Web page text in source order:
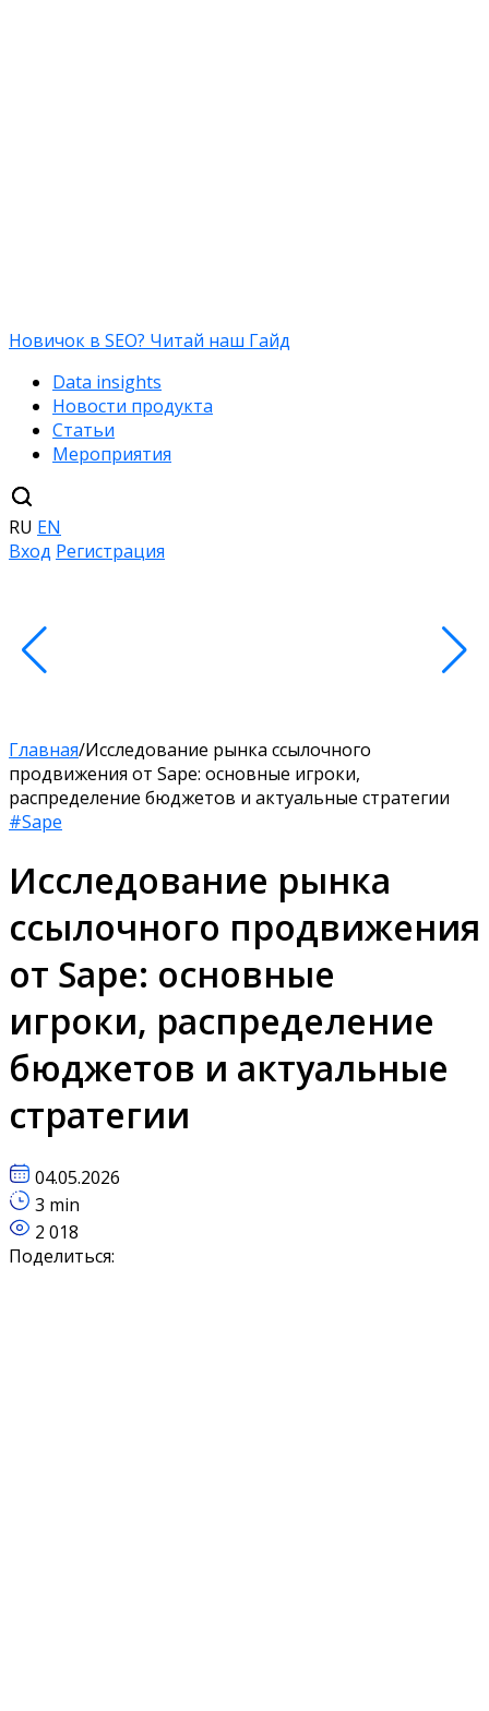
Новичок в SEO? Читай наш Гайд
Data insights
Новости продукта
Статьи
Мероприятия
RU EN
Вход Регистрация
Главная/Исследование рынка ссылочного
продвижения от Sape: основные игроки,
распределение бюджетов и актуальные стратегии
#Sape
Исследование рынка
ссылочного продвижения
от Sape: основные
игроки, распределение
бюджетов и актуальные
стратегии
04.05.2026
3 min
2 018
Поделиться: